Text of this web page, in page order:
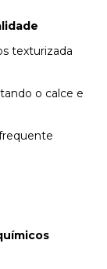
texturizada
o calce e